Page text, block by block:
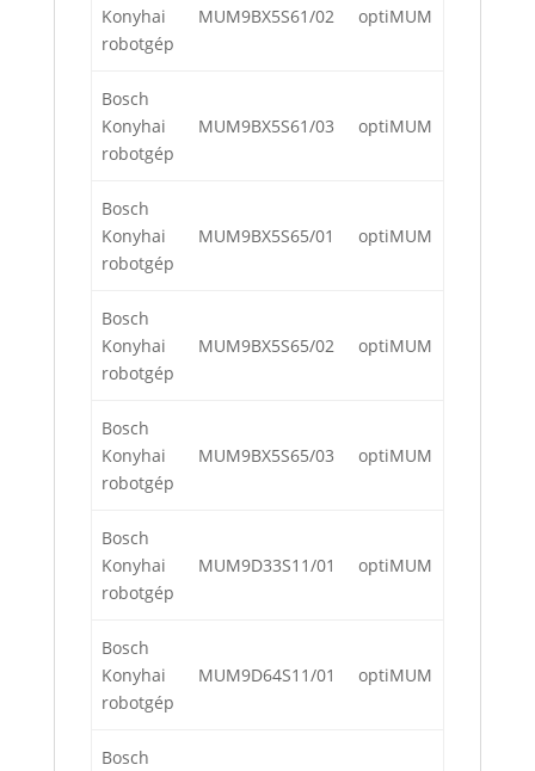
Konyhai
robotgép
MUM9BX5S61/02 optiMUM
Bosch
Konyhai
robotgép
MUM9BX5S61/03 optiMUM
Bosch
Konyhai
robotgép
MUM9BX5S65/01 optiMUM
Bosch
Konyhai
robotgép
MUM9BX5S65/02 optiMUM
Bosch
Konyhai
robotgép
MUM9BX5S65/03 optiMUM
Bosch
Konyhai
robotgép
MUM9D33S11/01 optiMUM
Bosch
Konyhai
robotgép
MUM9D64S11/01 optiMUM
Bosch